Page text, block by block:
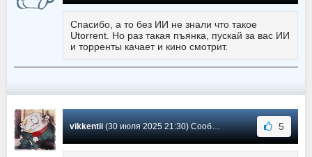
Спасибо, а то без ИИ не знали что такое
Utorrent. Но раз такая пъянка, пускай за вас ИИ
и торренты качает и кино смотрит.
vikkentii(30 июля 2025 21:30) Сообщение #6198 5